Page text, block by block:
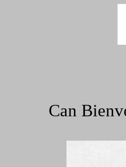
Can